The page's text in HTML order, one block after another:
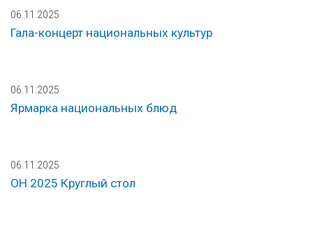
06.11.2025
Гала-концерт национальных культур
06.11.2025
Ярмарка национальных блюд
06.11.2025
ОН 2025 Круглый стол